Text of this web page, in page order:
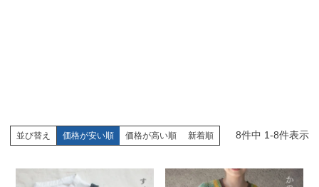
並び替え 価格が安い順 価格が高い順 新着順 8件中 1-8件表示